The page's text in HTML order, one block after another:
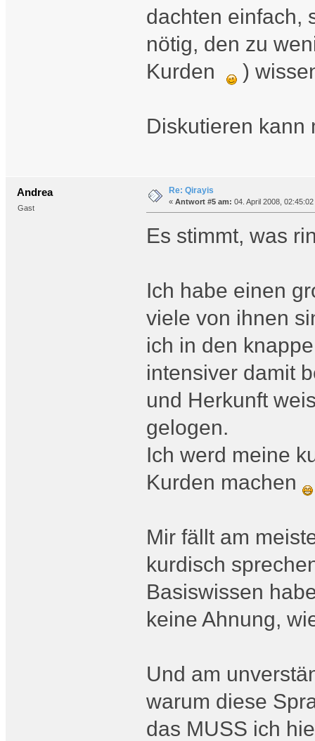
dachten einfach,
nötig, den zu
Kurden
)
Diskutieren kann
Andrea
Gast
Re: Qirayis
« Antwort #5 am: 04. April 2008, 02:45:02
Es stimmt, was
Ich habe einen
viele von ihnen
ich in den
intensiver damit
und Herkunft
gelogen.
Ich werd meine
Kurden machen
Mir fällt am
kurdisch
Basiswissen
keine Ahnung,
Und am
warum diese
das MUSS ich